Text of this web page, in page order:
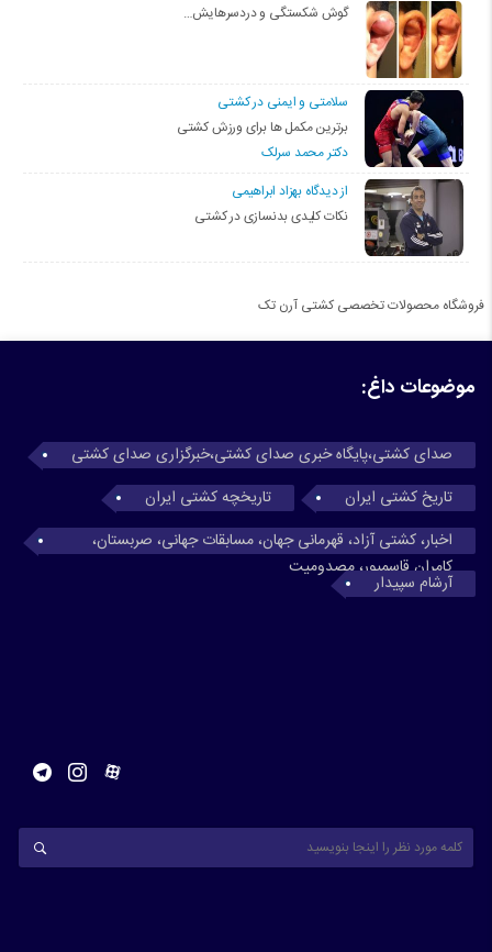
گوش شکستگی و دردسرهایش…
سلامتی و ایمنی در کشتی
برترین مکمل ها برای ورزش کشتی
دکتر محمد سرلک
از دیدگاه بهزاد ابراهیمی
نکات کلیدی بدنسازی در کشتی
فروشگاه محصولات تخصصی کشتی آرن تک
موضوعات داغ:
صدای کشتی،پایگاه خبری صدای کشتی،خبرگزاری صدای کشتی
تاریخ کشتی ایران
تاریخچه کشتی ایران
اخبار، کشتی آزاد، قهرمانی جهان، مسابقات جهانی، صربستان،
کامران قاسمپور، مصدومیت
آرشام سپیدار